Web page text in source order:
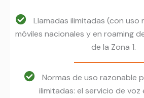
Llamadas ilimitadas (con uso
móviles nacionales y en roaming
de la Zona 1.
Normas de uso razonable
ilimitadas: el servicio de voz